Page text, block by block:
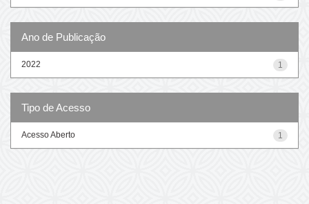
Ano de Publicação
1
2022
Tipo de Acesso
1
Acesso Aberto